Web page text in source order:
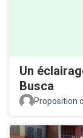
Un
Busca
Proposition